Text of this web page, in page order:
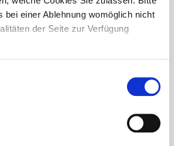
bei einer Ablehnung womöglich nicht
der Seite zur Verfügung